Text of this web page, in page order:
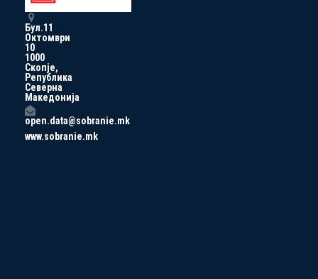
Бул.11
Октомври
10
1000
Скопје,
Република
Северна
Македонија
open.data@sobranie.mk
www.sobranie.mk